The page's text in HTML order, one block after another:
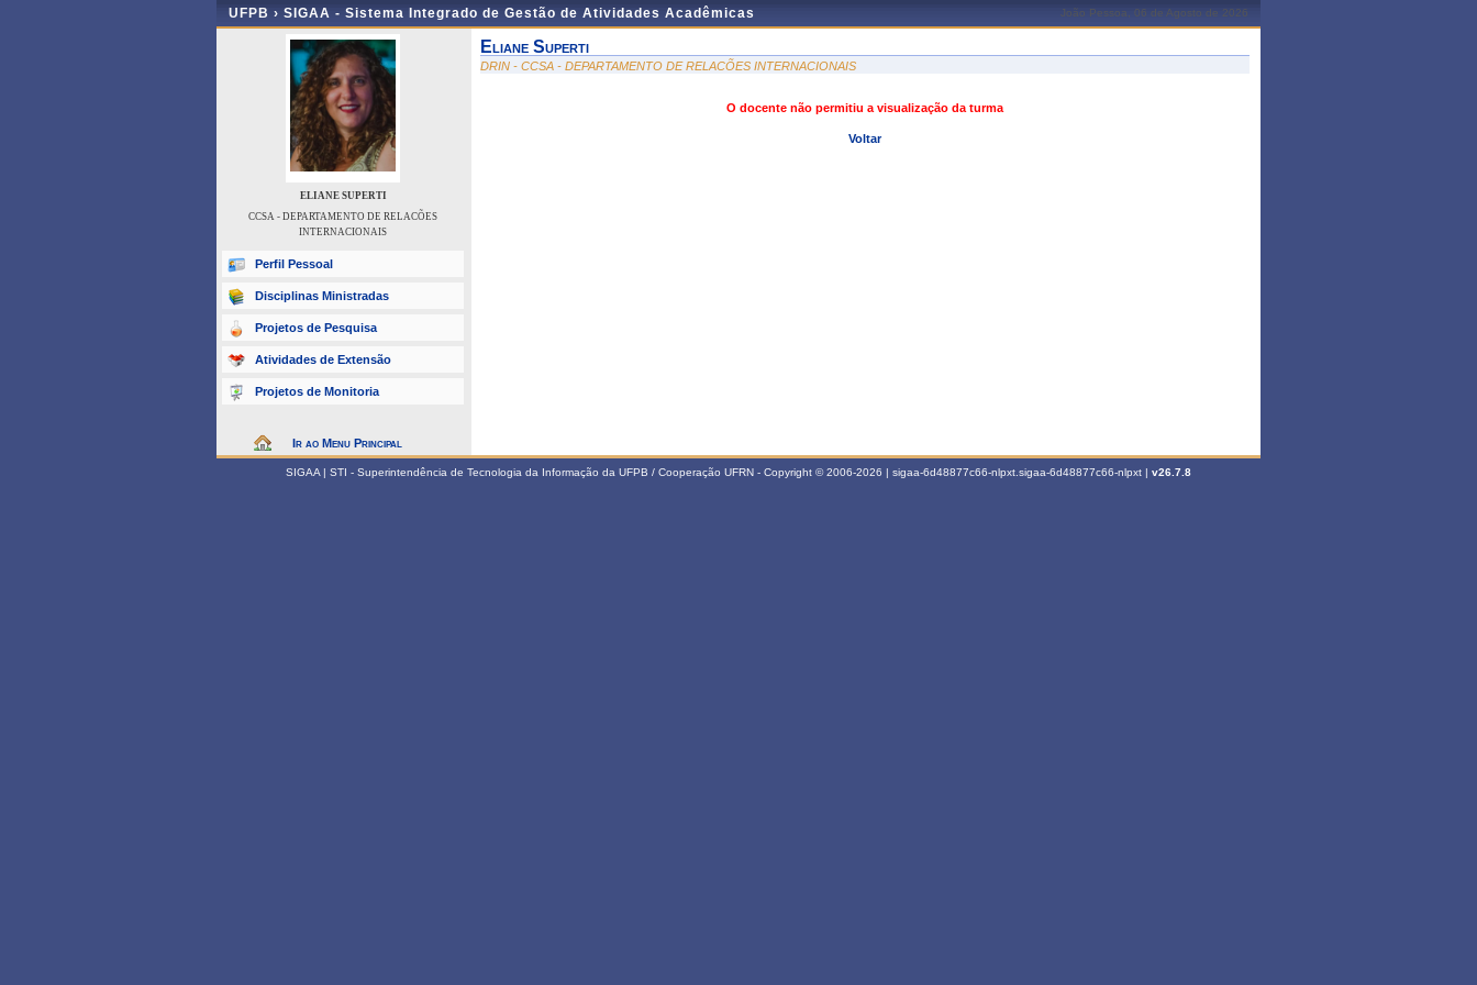
UFPB › SIGAA - Sistema Integrado de Gestão de Atividades Acadêmicas João Pessoa, 06 de Agosto de 2026
ELIANE SUPERTI
CCSA - DEPARTAMENTO DE RELACÕES
INTERNACIONAIS
Perfil Pessoal
Disciplinas Ministradas
Projetos de Pesquisa
Atividades de Extensão
Projetos de Monitoria
Ir ao Menu Principal
Eliane Superti
DRIN - CCSA - DEPARTAMENTO DE RELACÕES INTERNACIONAIS
O docente não permitiu a visualização da turma
Voltar
SIGAA | STI - Superintendência de Tecnologia da Informação da UFPB / Cooperação UFRN - Copyright © 2006-2026 | sigaa-6d48877c66-nlpxt.sigaa-6d48877c66-nlpxt | v26.7.8